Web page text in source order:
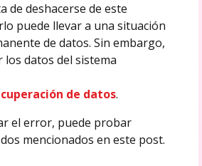
de deshacerse de este
puede llevar a una situación
de datos. Sin embargo,
datos del sistema
de datos.
el error, puede probar
mencionados en este post.